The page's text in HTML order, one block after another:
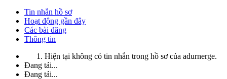
Tin nhắn hồ sơ
Hoạt động gần đây
Các bài đăng
Thông tin
Hiện tại không có tin nhắn trong hồ sơ của adurnerge.
Đang tải...
Đang tải...